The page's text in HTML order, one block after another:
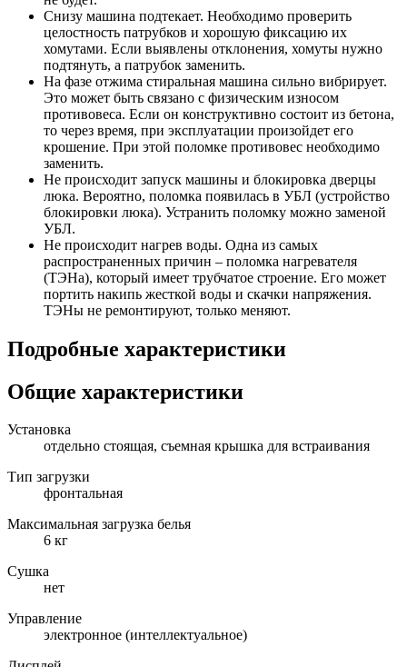
Снизу машина подтекает. Необходимо проверить
целостность патрубков и хорошую фиксацию их
хомутами. Если выявлены отклонения, хомуты нужно
подтянуть, а патрубок заменить.
На фазе отжима стиральная машина сильно вибрирует.
Это может быть связано с физическим износом
противовеса. Если он конструктивно состоит из бетона,
то через время, при эксплуатации произойдет его
крошение. При этой поломке противовес необходимо
заменить.
Не происходит запуск машины и блокировка дверцы
люка. Вероятно, поломка появилась в УБЛ (устройство
блокировки люка). Устранить поломку можно заменой
УБЛ.
Не происходит нагрев воды. Одна из самых
распространенных причин – поломка нагревателя
(ТЭНа), который имеет трубчатое строение. Его может
портить накипь жесткой воды и скачки напряжения.
ТЭНы не ремонтируют, только меняют.
Подробные характеристики
Общие характеристики
Установка
отдельно стоящая, съемная крышка для встраивания
Тип загрузки
фронтальная
Максимальная загрузка белья
6 кг
Сушка
нет
Управление
электронное (интеллектуальное)